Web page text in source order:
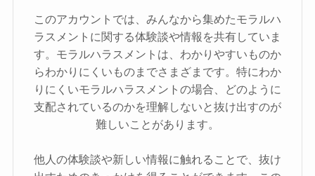
このアカウントでは、みんなから集めたモラルハ
ラスメントに関する体験談や情報を共有していま
す。モラルハラスメントは、わかりやすいものか
らわかりにくいものまでさまざまです。特にわか
りにくいモラルハラスメントの場合、どのように
支配されているのかを理解しないと抜け出すのが
難しいことがあります。
他人の体験談や新しい情報に触れることで、抜け